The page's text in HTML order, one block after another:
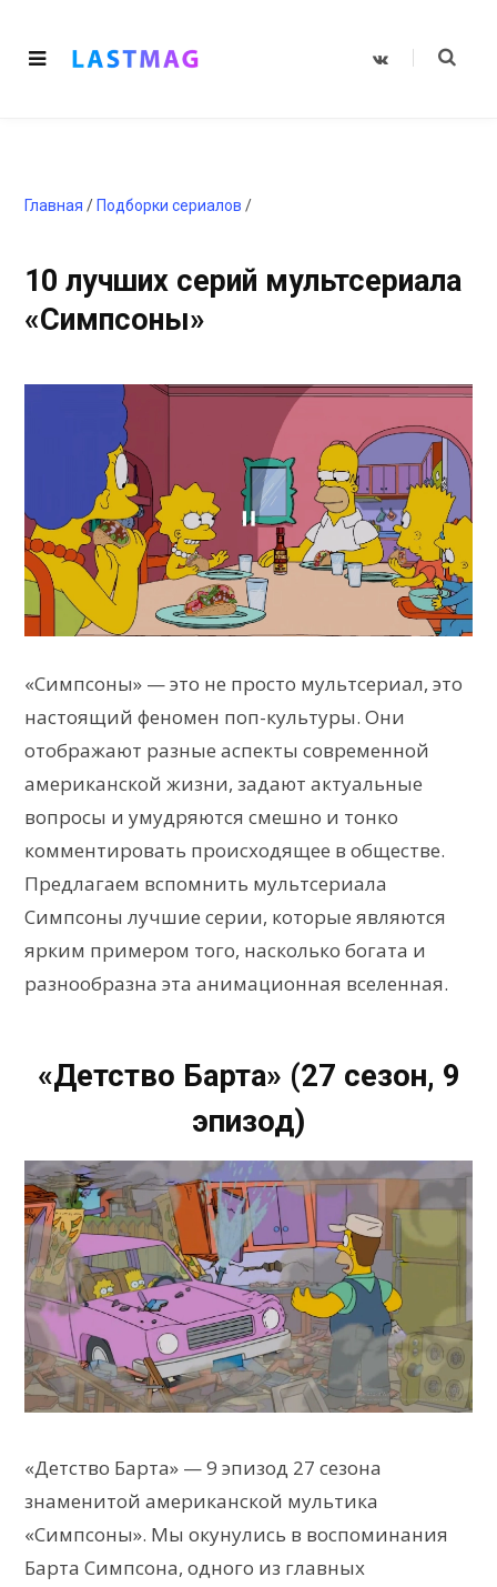
V
Главная / Подборки сериалов /
10 лучших серий мультсериала
«Симпсоны»
«Симпсоны» — это не просто мультсериал, это
настоящий феномен поп-культуры. Они
отображают разные аспекты современной
американской жизни, задают актуальные
вопросы и умудряются смешно и тонко
комментировать происходящее в обществе.
Предлагаем вспомнить мультсериала
Симпсоны лучшие серии, которые являются
ярким примером того, насколько богата и
разнообразна эта анимационная вселенная.
«Детство Барта» (27 сезон, 9
эпизод)
«Детство Барта» — 9 эпизод 27 сезона
знаменитой американской мультика
«Симпсоны». Мы окунулись в воспоминания
Барта Симпсона, одного из главных